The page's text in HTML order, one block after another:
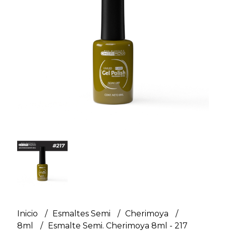
Inicio Esmaltes Semi
Cherimoya
8ml
Esmalte Semi. Cherimoya 8ml - 217